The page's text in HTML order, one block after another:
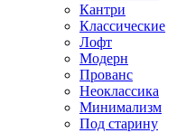
Кантри
Классические
Лофт
Модерн
Прованс
Неоклассика
Минимализм
Под старину